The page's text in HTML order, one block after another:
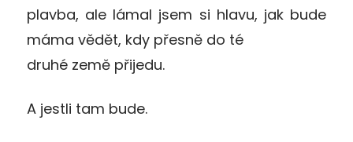
plavba, ale lámal jsem si hlavu, jak bude
máma vědět, kdy přesně do té
druhé země přijedu.
A jestli tam bude.